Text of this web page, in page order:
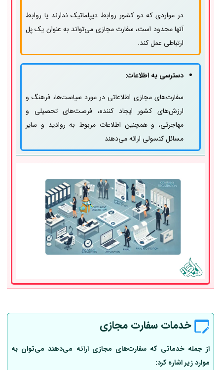
در مواردی که دو کشور روابط دیپلماتیک ندارند یا روابط
آنها محدود است، سفارت مجازی می‌تواند به عنوان یک پل
ارتباطی عمل کند.
دسترسی به اطلاعات:
سفارت‌های مجازی اطلاعاتی در مورد سیاست‌ها، فرهنگ و
ارزش‌های کشور ایجاد کننده، فرصت‌های تحصیلی و
مهاجرتی، و همچنین اطلاعات مربوط به روادید و سایر
مسائل کنسولی ارائه می‌دهند
خدمات سفارت مجازی
از جمله خدماتی که سفارت‌های مجازی ارائه می‌دهند می‌توان به
موارد زیر اشاره کرد: